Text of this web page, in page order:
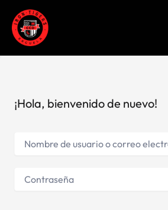
contenido
¡Hola, bienvenido de nuevo!